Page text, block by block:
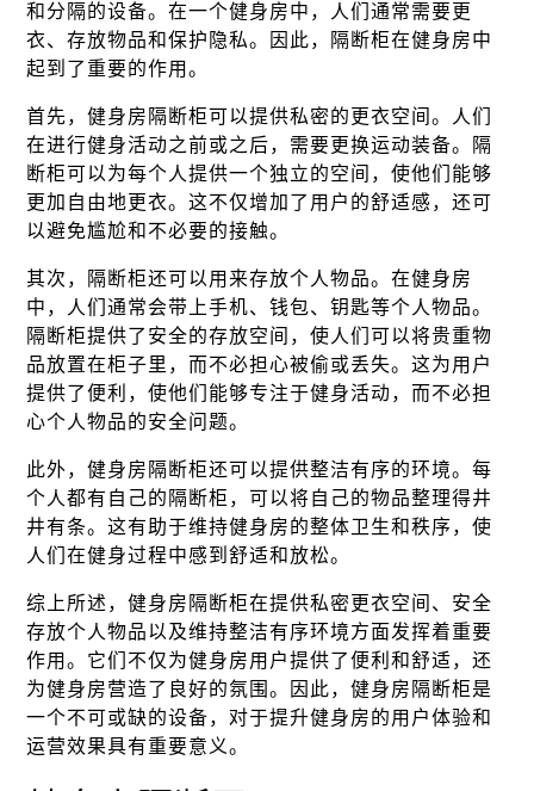
和分隔的设备。在一个健身房中，人们通常需要更
衣、存放物品和保护隐私。因此，隔断柜在健身房中
起到了重要的作用。
首先，健身房隔断柜可以提供私密的更衣空间。人们
在进行健身活动之前或之后，需要更换运动装备。隔
断柜可以为每个人提供一个独立的空间，使他们能够
更加自由地更衣。这不仅增加了用户的舒适感，还可
以避免尴尬和不必要的接触。
其次，隔断柜还可以用来存放个人物品。在健身房
中，人们通常会带上手机、钱包、钥匙等个人物品。
隔断柜提供了安全的存放空间，使人们可以将贵重物
品放置在柜子里，而不必担心被偷或丢失。这为用户
提供了便利，使他们能够专注于健身活动，而不必担
心个人物品的安全问题。
此外，健身房隔断柜还可以提供整洁有序的环境。每
个人都有自己的隔断柜，可以将自己的物品整理得井
井有条。这有助于维持健身房的整体卫生和秩序，使
人们在健身过程中感到舒适和放松。
综上所述，健身房隔断柜在提供私密更衣空间、安全
存放个人物品以及维持整洁有序环境方面发挥着重要
作用。它们不仅为健身房用户提供了便利和舒适，还
为健身房营造了良好的氛围。因此，健身房隔断柜是
一个不可或缺的设备，对于提升健身房的用户体验和
运营效果具有重要意义。